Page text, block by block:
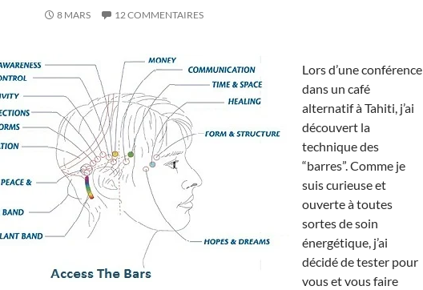
8 MARS 12 COMMENTAIRES
Lors d’une conférence
dans un café
alternatif à Tahiti, j’ai
découvert la
technique des
“barres”. Comme je
suis curieuse et
ouverte à toutes
sortes de soin
énergétique, j’ai
décidé de tester pour
vous et vous faire